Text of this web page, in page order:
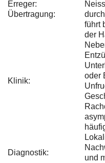
Erreger:
Übertragung:
Klinik:
führt
der
oder
Diagnostik:
und